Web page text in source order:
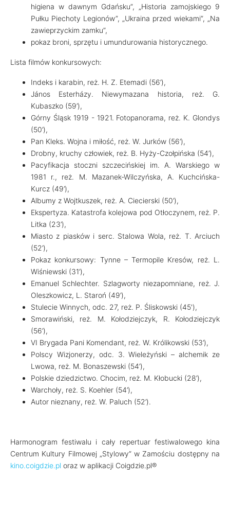
higiena w dawnym Gdańsku”, „Historia zamojskiego 9
Pułku Piechoty Legionów”, „Ukraina przed wiekami”, „Na
zawieprzyckim zamku”,
pokaz broni, sprzętu i umundurowania historycznego.
Lista filmów konkursowych:
Indeks i karabin, reż. H. Z. Etemadi (56’),
János Esterházy. Niewymazana historia, reż. G.
Kubaszko (59’),
Górny Śląsk 1919 - 1921. Fotopanorama, reż. K. Glondys
(50’),
Pan Kleks. Wojna i miłość, reż. W. Jurków (56’),
Drobny, kruchy człowiek, reż. B. Hyży-Czołpińska (54’),
Pacyfikacja stoczni szczecińskiej im. A. Warskiego w
1981 r., reż. M. Mazanek-Wilczyńska, A. Kuchcińska-
Kurcz (49’),
Albumy z Wojtkuszek, reż. A. Ciecierski (50’),
Ekspertyza. Katastrofa kolejowa pod Otłoczynem, reż. P.
Litka (23’),
Miasto z piasków i serc. Stalowa Wola, reż. T. Arciuch
(52’),
Pokaz konkursowy: Tynne – Termopile Kresów, reż. L.
Wiśniewski (31’),
Emanuel Schlechter. Szlagworty niezapomniane, reż. J.
Oleszkowicz, L. Staroń (49’),
Stulecie Winnych, odc. 27, reż. P. Śliskowski (45'),
Smorawiński, reż. M. Kołodziejczyk, R. Kołodziejczyk
(56’),
VI Brygada Pani Komendant, reż. W. Królikowski (53’),
Polscy Wizjonerzy, odc. 3. Wieleżyński – alchemik ze
Lwowa, reż. M. Bonaszewski (54’),
Polskie dziedzictwo. Chocim, reż. M. Kłobucki (28’),
Warchoły, reż. S. Koehler (54’),
Autor nieznany, reż. W. Paluch (52’).
Harmonogram festiwalu i cały repertuar festiwalowego kina
Centrum Kultury Filmowej „Stylowy” w Zamościu dostępny na
kino.coigdzie.pl oraz w aplikacji Coigdzie.pl®